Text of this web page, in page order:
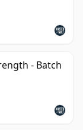
- Batch